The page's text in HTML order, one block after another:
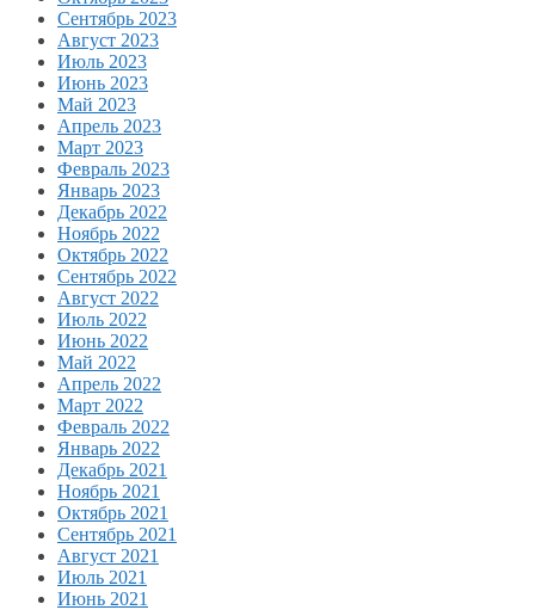
Сентябрь 2023
Август 2023
Июль 2023
Июнь 2023
Май 2023
Апрель 2023
Март 2023
Февраль 2023
Январь 2023
Декабрь 2022
Ноябрь 2022
Октябрь 2022
Сентябрь 2022
Август 2022
Июль 2022
Июнь 2022
Май 2022
Апрель 2022
Март 2022
Февраль 2022
Январь 2022
Декабрь 2021
Ноябрь 2021
Октябрь 2021
Сентябрь 2021
Август 2021
Июль 2021
Июнь 2021